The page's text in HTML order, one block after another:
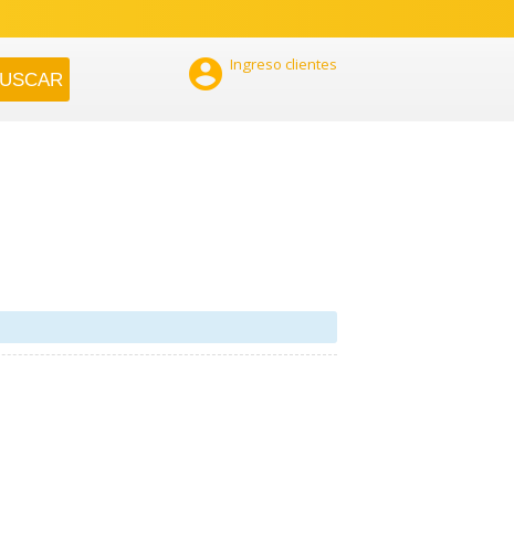
 Ingreso clientes